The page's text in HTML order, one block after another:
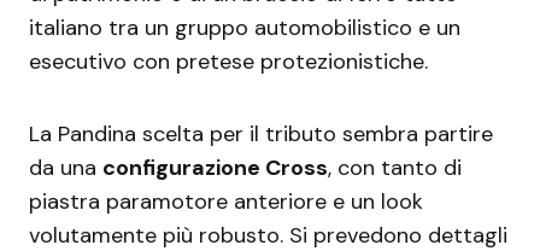
italiano tra un gruppo automobilistico e un
esecutivo con pretese protezionistiche.
La Pandina scelta per il tributo sembra partire
da una configurazione Cross, con tanto di
piastra paramotore anteriore e un look
volutamente più robusto. Si prevedono dettagli